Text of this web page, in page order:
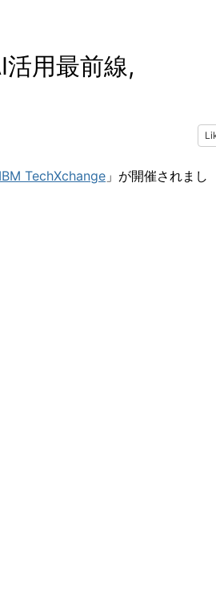
用最前線,
TechXchange 」が開催されまし